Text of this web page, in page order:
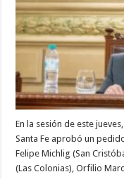
En la sesión de este
Santa Fe aprobó un
Felipe Michlig (San
(Las Colonias), Orfilio